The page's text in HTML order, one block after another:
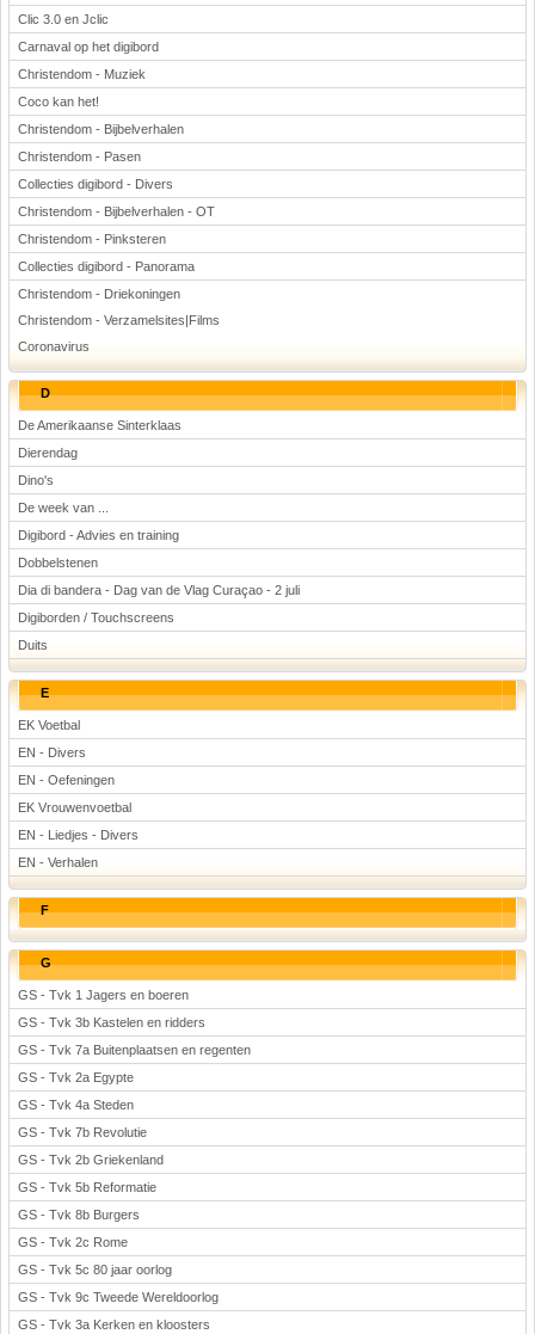
Clic 3.0 en Jclic
Carnaval op het digibord
Christendom - Muziek
Coco kan het!
Christendom - Bijbelverhalen
Christendom - Pasen
Collecties digibord - Divers
Christendom - Bijbelverhalen - OT
Christendom - Pinksteren
Collecties digibord - Panorama
Christendom - Driekoningen
Christendom - Verzamelsites|Films
Coronavirus
D
De Amerikaanse Sinterklaas
Dierendag
Dino's
De week van ...
Digibord - Advies en training
Dobbelstenen
Dia di bandera - Dag van de Vlag Curaçao - 2 juli
Digiborden / Touchscreens
Duits
E
EK Voetbal
EN - Divers
EN - Oefeningen
EK Vrouwenvoetbal
EN - Liedjes - Divers
EN - Verhalen
F
G
GS - Tvk 1 Jagers en boeren
GS - Tvk 3b Kastelen en ridders
GS - Tvk 7a Buitenplaatsen en regenten
GS - Tvk 2a Egypte
GS - Tvk 4a Steden
GS - Tvk 7b Revolutie
GS - Tvk 2b Griekenland
GS - Tvk 5b Reformatie
GS - Tvk 8b Burgers
GS - Tvk 2c Rome
GS - Tvk 5c 80 jaar oorlog
GS - Tvk 9c Tweede Wereldoorlog
GS - Tvk 3a Kerken en kloosters